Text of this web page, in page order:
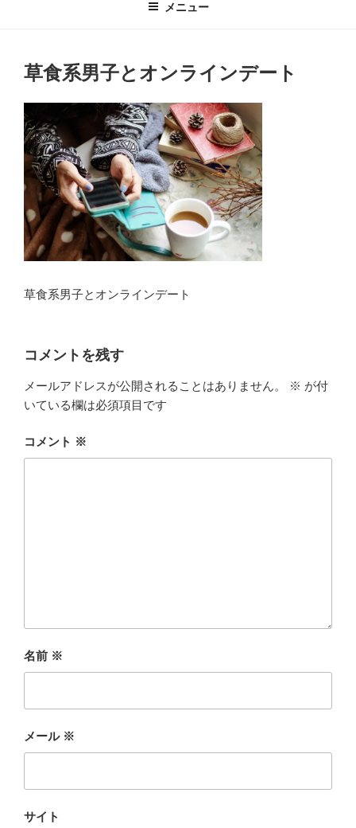
メニュー
草食系男子とオンラインデート
草食系男子とオンラインデート
コメントを残す
メールアドレスが公開されることはありません。 ※ が付
いている欄は必須項目です
コメント ※
名前 ※
メール ※
サイト